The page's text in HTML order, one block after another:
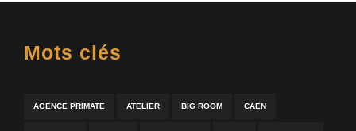
Mots clés
AGENCE PRIMATE ATELIER BIG ROOM CAEN